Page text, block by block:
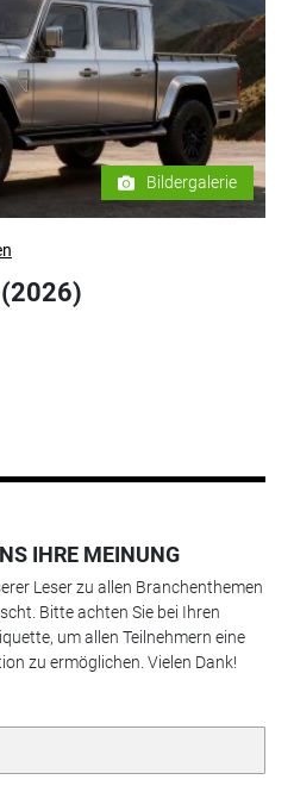
Bildergalerie
IHRE MEINUNG
Leser zu allen Branchenthemen
Bitte achten Sie bei Ihren
um allen Teilnehmern eine
zu ermöglichen. Vielen Dank!